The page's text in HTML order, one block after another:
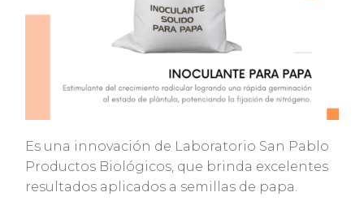
Es una innovación de Laboratorio San Pablo
Productos Biológicos, que brinda excelentes
resultados aplicados a semillas de papa.